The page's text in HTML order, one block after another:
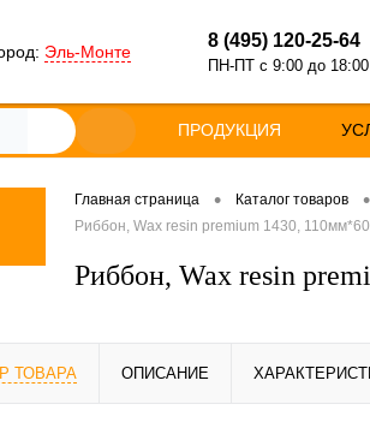
Эль-Монте
8 (495) 120-25-64
ПН-ПТ с 9:00 до 18:00
ПРОДУКЦИЯ
Главная страница • Каталог товаров •
Риббон, Wax resin premium 1430,
Риббон, Wax resin
ТОВАРА ОПИСАНИЕ